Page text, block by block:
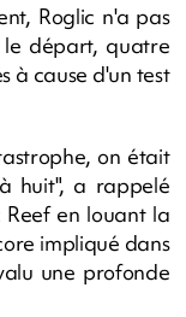
Roglic n'a pas
départ, quatre
à cause d'un test
on était
huit", a rappelé
en louant la
impliqué dans
une profonde